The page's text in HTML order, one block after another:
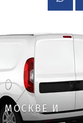
МОСКВЕ И